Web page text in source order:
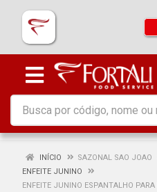
INÍCIO
SAZONAL SAO JOAO
ENFEITE JUNINO
ENFEITE JUNINO ESPANTALHO